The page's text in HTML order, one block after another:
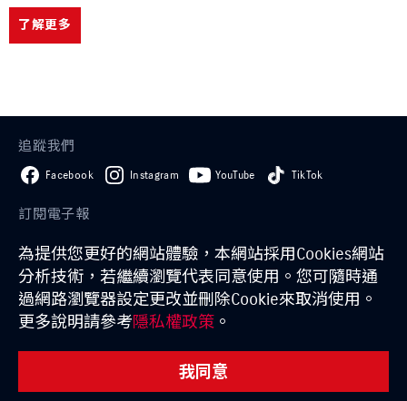
了解更多
據點資訊 預約試乘
追蹤我們
Facebook Instagram YouTube TikTok
訂閱電子報
訂閱
GLOBAL SUZUKI 日本鈴木 經銷商一覽
試乘條款
隱私權聲明
聯絡我們
TAIWAN SUZUKI Automobile Corp. All rights Reserved.
為提供您更好的網站體驗，本網站採用Cookies網站
分析技術，若繼續瀏覽代表同意使用。您可隨時通
過網路瀏覽器設定更改並刪除Cookie來取消使用。
更多說明請參考隱私權政策 。
我同意